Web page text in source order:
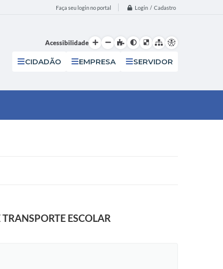
Faça seu login no portal Login / Cadastro
Acessibilidade
CIDADÃO EMPRESA SERVIDOR
ESCOLAR